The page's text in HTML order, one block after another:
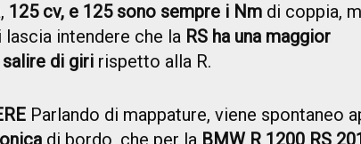
125 cv, e 125 sono sempre i Nm di coppia,
intendere che la RS ha una maggior
di giri rispetto alla R.
Parlando di mappature, viene spontaneo